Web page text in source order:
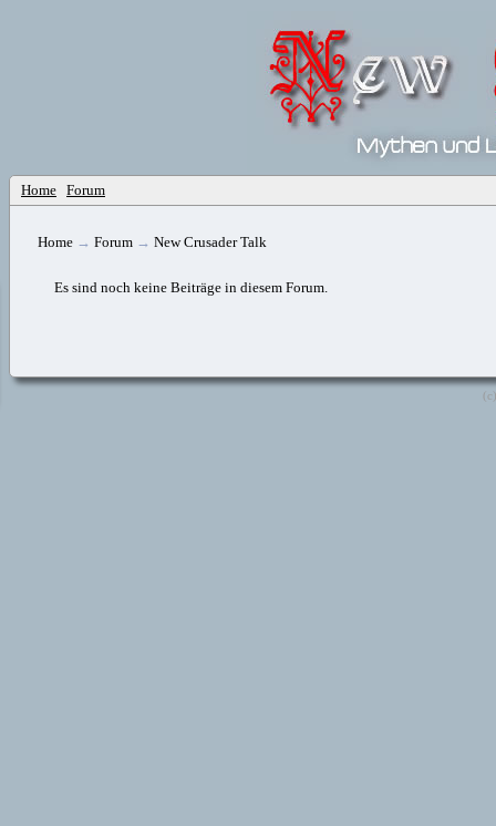
Home Forum
Home → Forum → New Crusader Talk
Es sind noch keine Beiträge in diesem Forum.